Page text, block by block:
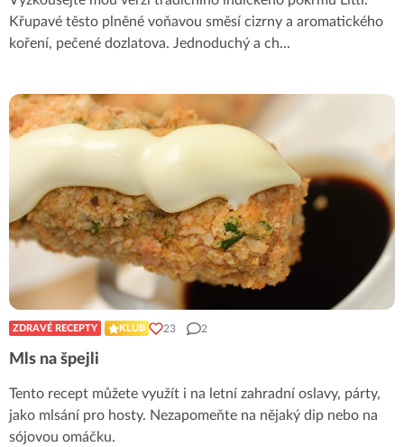
Křupavé těsto plněné voňavou směsí cizrny a aromatického
koření, pečené dozlatova. Jednoduchý a ch...
ZDRAVÉ RECEPTY KLUB 23 2
Mls na špejli
Tento recept můžete využít i na letní zahradní oslavy, párty,
jako mlsání pro hosty. Nezapomeňte na nějaký dip nebo na
sójovou omáčku.